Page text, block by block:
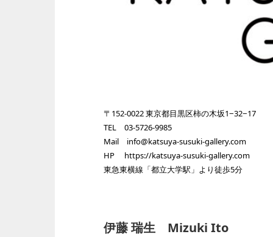
〒152-0022 東京都目黒区柿の木坂1−32−17
TEL 03-5726-9985
Mail info@katsuya-susuki-gallery.com
HP https://katsuya-susuki-gallery.com
東急東横線「都立大学駅」より徒歩5分
伊藤 瑞生 Mizuki Ito